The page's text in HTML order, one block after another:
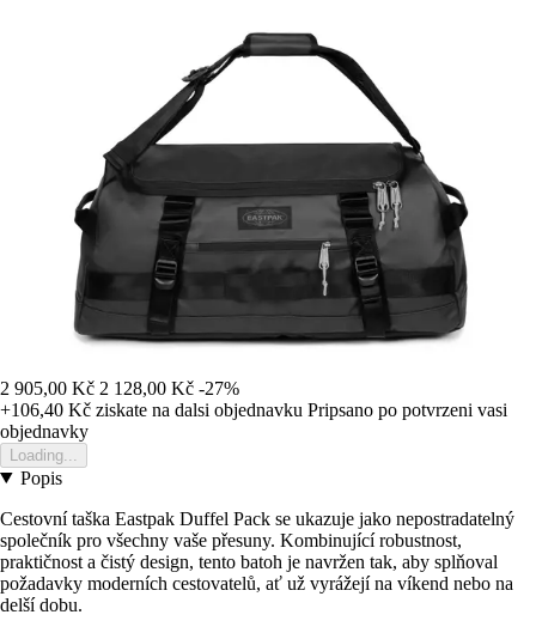
2 905,00 Kč 2 128,00 Kč -27%
+106,40 Kč ziskate na dalsi objednavku Pripsano po potvrzeni vasi
objednavky
Loading...
Popis
Cestovní taška Eastpak Duffel Pack se ukazuje jako nepostradatelný
společník pro všechny vaše přesuny. Kombinující robustnost,
praktičnost a čistý design, tento batoh je navržen tak, aby splňoval
požadavky moderních cestovatelů, ať už vyrážejí na víkend nebo na
delší dobu.